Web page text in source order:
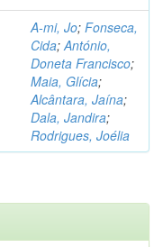
A-mi, Jo; Fonseca,
Cida;António,
Doneta Francisco;
Maia, Glícia;
Alcântara, Jaína;
Dala, Jandira;
Rodrigues, Joélia